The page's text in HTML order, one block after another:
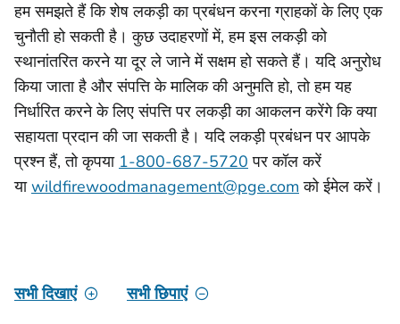
हम समझते हैं कि शेष लकड़ी का प्रबंधन करना ग्राहकों के लिए एक
चुनौती हो सकती है। कुछ उदाहरणों में, हम इस लकड़ी को
स्थानांतरित करने या दूर ले जाने में सक्षम हो सकते हैं। यदि अनुरोध
किया जाता है और संपत्ति के मालिक की अनुमति हो, तो हम यह
निर्धारित करने के लिए संपत्ति पर लकड़ी का आकलन करेंगे कि क्या
सहायता प्रदान की जा सकती है। यदि लकड़ी प्रबंधन पर आपके
प्रश्न हैं, तो कृपया 1-800-687-5720 पर कॉल करें
याwildfirewoodmanagement@pge.com को ईमेल करें।
सभी दिखाएं सभी छिपाएं